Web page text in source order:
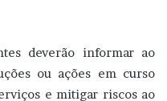
deverão informar ao
ou ações em curso
e mitigar riscos ao